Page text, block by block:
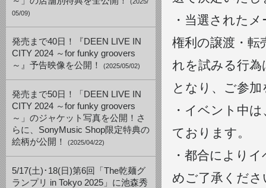
05/09)
発売まで40日！『DEEN LIVE IN
CITY 2024 ～for funky groovers
～』予告映像を公開！
(2025/05/02)
発売まで50日！「DEEN LIVE IN
CITY 2024 ～for funky groovers
～」のジャケット写真を公開！さ
らに、SonyMusic Shop限定特典の
絵柄が公開！
(2025/04/22)
5/17(土)･18(日)第6回「The乾麺グ
ランプリ in Tokyo 2025」に池森秀
・当選された
権利の譲渡・転
れを試みる行
となり、ご参
・イベント中
ております。
・都合により
めご了承くださ